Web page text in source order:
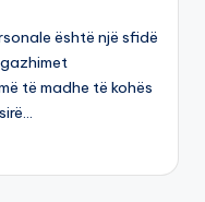
është një sfidë
të madhe të kohës